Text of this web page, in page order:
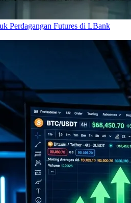
Perdagangan Futures di LBank